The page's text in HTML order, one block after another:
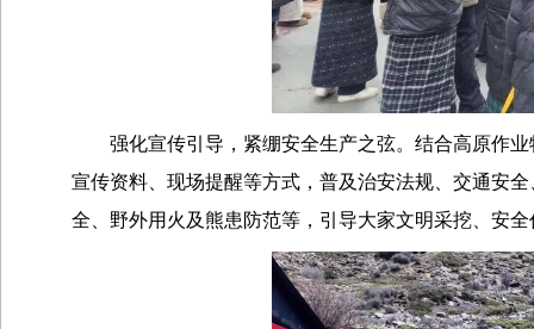
强化宣传引导，紧绷安全生产之弦。结合高原作
宣传资料、现场提醒等方式，普及治安法规、交通安
全、野外用火及熊患防范等，引导大家文明采挖、安